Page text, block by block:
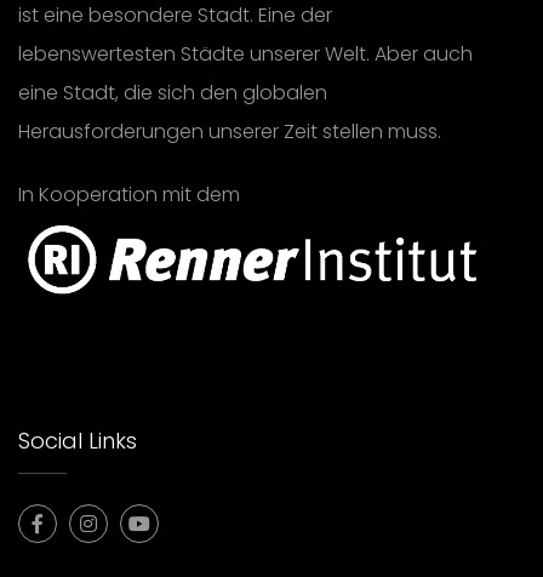
ist eine besondere Stadt. Eine der
lebenswertesten Städte unserer Welt. Aber auch
eine Stadt, die sich den globalen
Herausforderungen unserer Zeit stellen muss.
In Kooperation mit dem
Social Links